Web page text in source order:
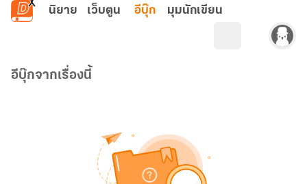
ข้ามไปยังเนื้อหาหลัก
นิยาย เว็บตูน อีบุ๊ก มุมนักเขียน
อีบุ๊กจากเรื่องนี้